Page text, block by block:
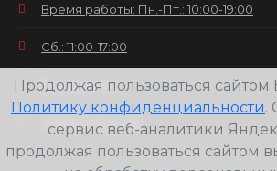
Время работы: Пн.-Пт.: 10:00-19:00
Сб.: 11:00-17:00
Вс.: выходной
+7(8152) 25-30-58
Продолжая пользоваться
Политику конфиденциальности.
сервис веб-аналитики
продолжая пользоваться сайтом